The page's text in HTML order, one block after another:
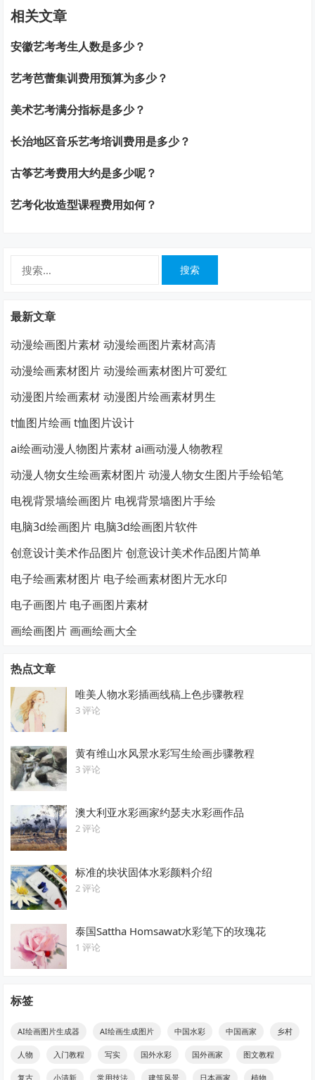
相关文章
安徽艺考考生人数是多少？
艺考芭蕾集训费用预算为多少？
美术艺考满分指标是多少？
长治地区音乐艺考培训费用是多少？
古筝艺考费用大约是多少呢？
艺考化妆造型课程费用如何？
最新文章
动漫绘画图片素材 动漫绘画图片素材高清
动漫绘画素材图片 动漫绘画素材图片可爱红
动漫图片绘画素材 动漫图片绘画素材男生
t恤图片绘画 t恤图片设计
ai绘画动漫人物图片素材 ai画动漫人物教程
动漫人物女生绘画素材图片 动漫人物女生图片手绘铅笔
电视背景墙绘画图片 电视背景墙图片手绘
电脑3d绘画图片 电脑3d绘画图片软件
创意设计美术作品图片 创意设计美术作品图片简单
电子绘画素材图片 电子绘画素材图片无水印
电子画图片 电子画图片素材
画绘画图片 画画绘画大全
热点文章
唯美人物水彩插画线稿上色步骤教程
3 评论
黄有维山水风景水彩写生绘画步骤教程
3 评论
澳大利亚水彩画家约瑟夫水彩画作品
2 评论
标准的块状固体水彩颜料介绍
2 评论
泰国Sattha Homsawat水彩笔下的玫瑰花
1 评论
标签
AI绘画图片生成器 AI绘画生成图片 中国水彩 中国画家 乡村
人物 入门教程 写实 国外水彩 国外画家 图文教程
复古 小清新 常用技法 建筑风景 日本画家 植物